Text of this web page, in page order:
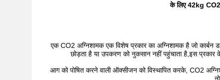
के लिए 42kg CO2
एक CO2 अग्निशामक एक विशेष प्रकार का अग्निशामक है जो
छोड़ता है या उपकरण को नुकसान नहीं पहुंचाता है,इस प्रकार के
आग को पोषित करने वाली ऑक्सीजन को विस्थापित करके, CO2